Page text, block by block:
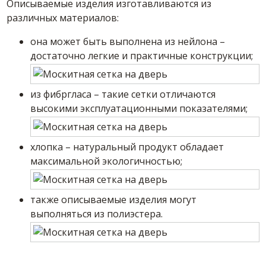
Описываемые изделия изготавливаются из
различных материалов:
она может быть выполнена из нейлона –
достаточно легкие и практичные конструкции;
из фибргласа – такие сетки отличаются
высокими эксплуатационными показателями;
хлопка – натуральный продукт обладает
максимальной экологичностью;
также описываемые изделия могут
выполняться из полиэстера.